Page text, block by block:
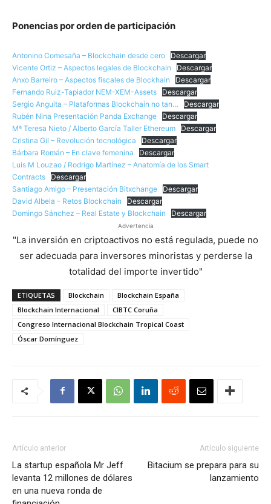
Ponencias por orden de participación
Antonino Comesaña – Blockchain desde cero
Descargar
Vicente Ortiz – Aspectos legales de Blockchain
Descargar
Anxo Barreiro – Aspectos fiscales de Blockhain
Descargar
Fernando Ruiz-Tapiador NEM-XEM-Assets
Descargar
Sergio Anguita – Plataformas Blockchain no tan…
Descargar
Rubén Nina Presentación Panda Exchange
Descargar
Mª Teresa Nieto / Alberto García Taller Ethereum
Descargar
Cristina Gil – Revolución tecnológica
Descargar
Bárbara Román – En clave femenina
Descargar
Luis M Louzao / Rodrigo Martínez – Anatomía de los Smart
Contracts
Descargar
Santiago Amigo – Presentación Bitxchange
Descargar
David Albela – Retos Blockchain
Descargar
Domingo Sánchez – Real Estate y Blockchain
Descargar
Advertencia
"La inversión en criptoactivos no está regulada, puede no
ser adecuada para inversores minoristas y perderse la
totalidad del importe invertido"
ETIQUETAS Blockchain
Blockchain España
Blockchain Internacional
CIBTC Coruña
Congreso Internacional Blockchain Tropical Coast
Óscar Domínguez
Artículo anterior
La startup española Mr Jeff
levanta 12 millones de dólares
en una nueva ronda de
Artículo siguiente
Bitacium se prepara para su
lanzamiento